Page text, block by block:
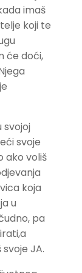
imaš
koji te
će doći,
svojoj
svoje
ako voliš
koja
u
pa
JA.